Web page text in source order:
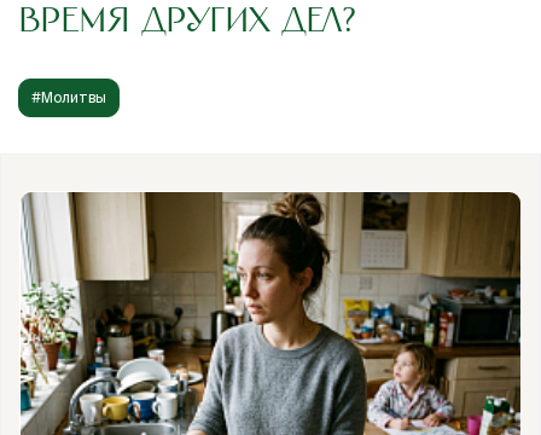
ВРЕМЯ ДРУГИХ ДЕЛ?
#Молитвы